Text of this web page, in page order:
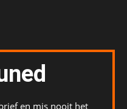
en mis nooit het